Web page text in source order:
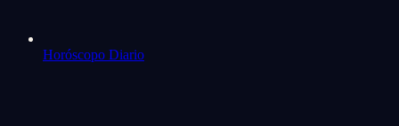
Horóscopo Diario